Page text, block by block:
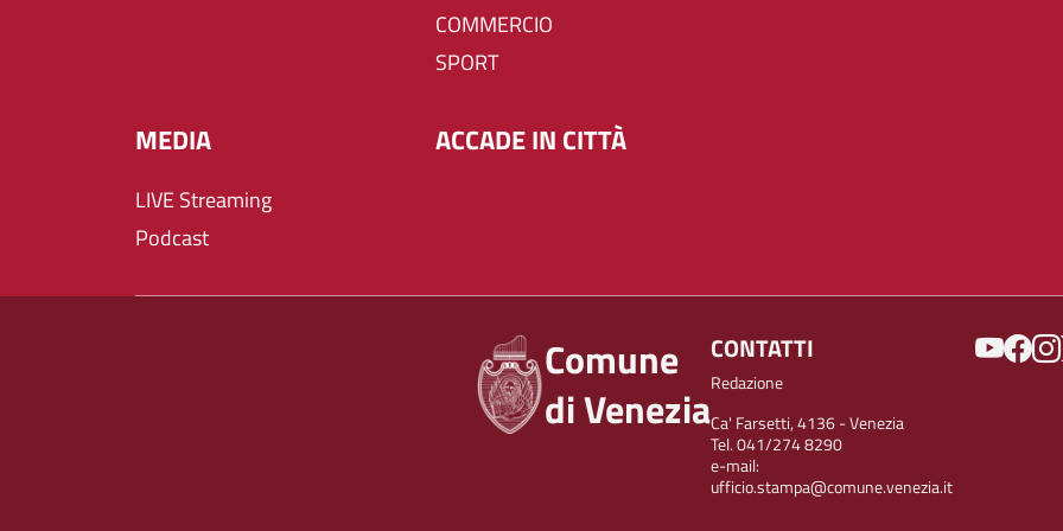
COMMERCIO
SPORT
MEDIA
LIVE Streaming
Podcast
ACCADE IN CITTÀ
Comune
di Venezia
CONTATTI
Redazione
Ca' Farsetti, 4136 - Venezia
Tel. 041/274 8290
e-mail:
ufficio.stampa@comune.venezia.it